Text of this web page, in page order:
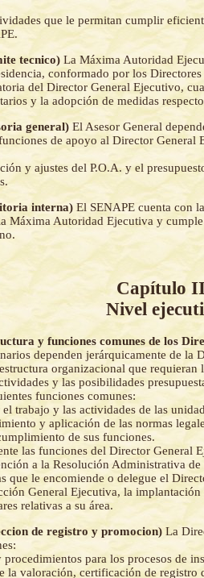
que le permitan cumplir
tecnico) La Máxima Autoridad
conformado por los
del Director General Ejecutivo,
y la adopción de medidas
general)El Asesor General
de apoyo al Director General
y ajustes del P.O.A. y el
interna) El SENAPE cuenta con
Máxima Autoridad Ejecutiva y
Capítulo
Nivel
y funciones comunes de los
dependen jerárquicamente de la
organizacional que
y las posibilidades
funciones comunes:
trabajo y las actividades de las
y aplicación de las normas
de sus funciones.
las funciones del Director General
a la Resolución Administrativa de
que le encomiende o delegue el
General Ejecutiva, la
relativas a su área.
de registro y promocion) La
procedimientos para los procesos de
la valoración, certificación de registro